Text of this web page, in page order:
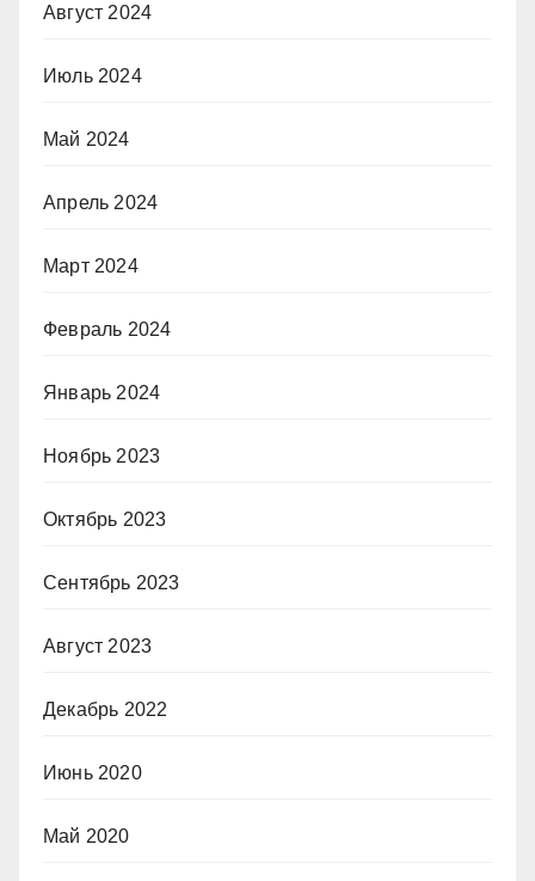
Август 2024
Июль 2024
Май 2024
Апрель 2024
Март 2024
Февраль 2024
Январь 2024
Ноябрь 2023
Октябрь 2023
Сентябрь 2023
Август 2023
Декабрь 2022
Июнь 2020
Май 2020